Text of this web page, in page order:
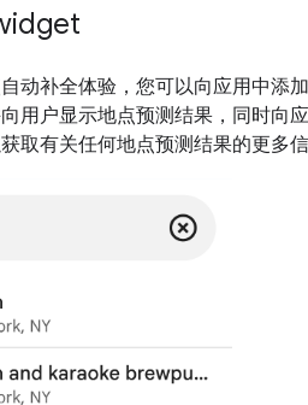
自动补全体验，您可以向应用中
用户显示地点预测结果，同时向
取有关任何地点预测结果的更多信